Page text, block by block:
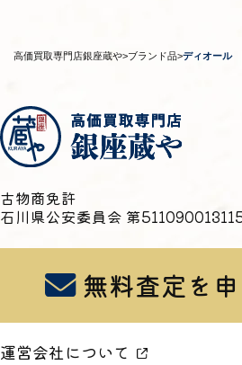
高価買取専門店銀座蔵や>ブランド品>ディオール
古物商免許
石川県公安委員会 第
無料査定を
運営会社について